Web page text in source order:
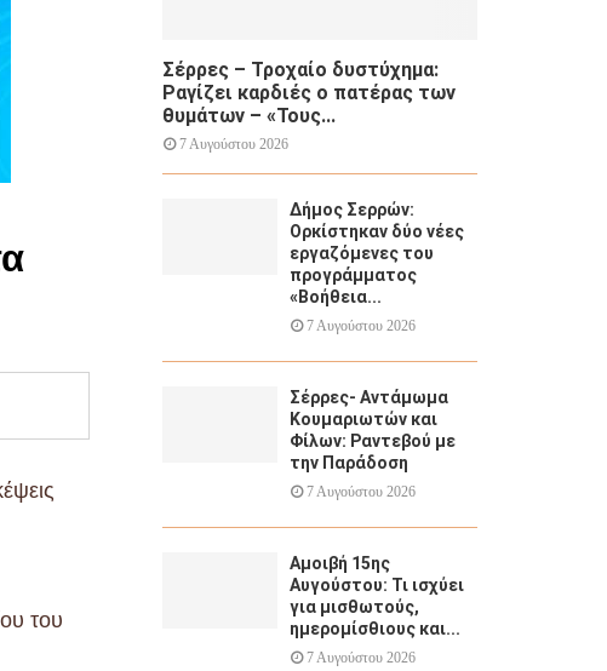
του
Σέρρες – Τροχαίο δυστύχημα:
Ραγίζει καρδιές ο πατέρας των
θυμάτων – «Τους...
7 Αυγούστου 2026
Δήμος Σερρών:
Ορκίστηκαν δύο νέες
εργαζόμενες του
προγράμματος
«Βοήθεια...
7 Αυγούστου 2026
Σέρρες- Αντάμωμα
Κουμαριωτών και
Φίλων: Ραντεβού με
την Παράδοση
7 Αυγούστου 2026
Αμοιβή 15ης
Αυγούστου: Τι ισχύει
για μισθωτούς,
ημερομίσθιους και...
7 Αυγούστου 2026